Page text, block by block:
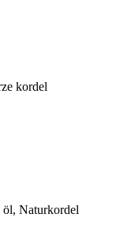
kordel
Naturkordel